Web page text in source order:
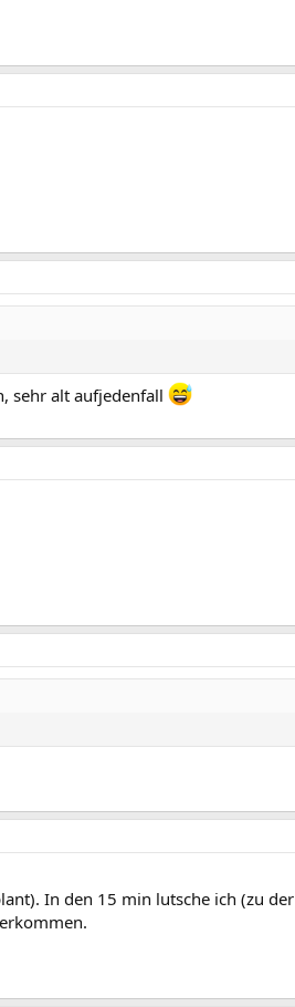
sehr alt aufjedenfall
In den 15 min lutsche ich (zu der